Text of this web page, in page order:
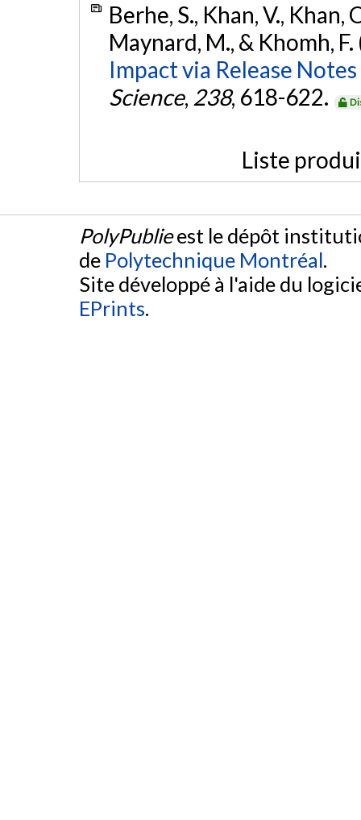
Berhe, S., Khan, V., Khan,
Maynard, M., & Khomh,
Impact via Release
Science, 238, 618-622.
Liste
PolyPublieest le dépôt
de Polytechnique Montréal.
Site développé à l'aide du
EPrints.